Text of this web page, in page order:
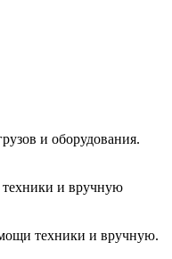
и оборудования.
и вручную
техники и вручную.